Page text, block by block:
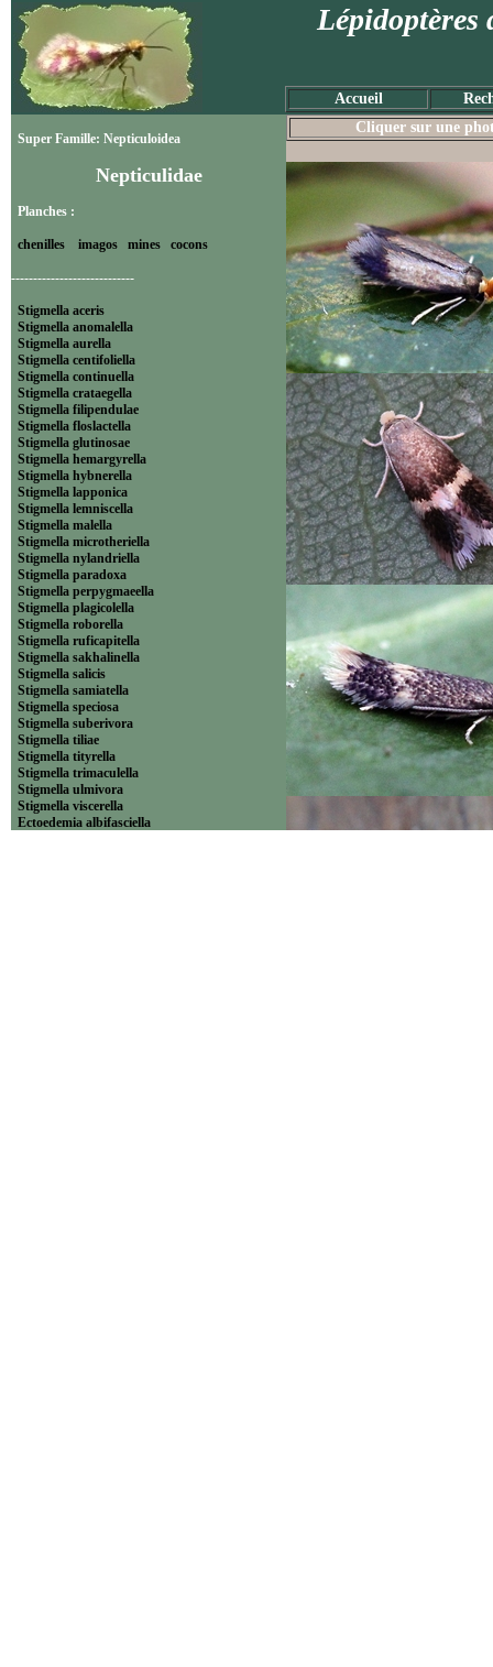
Lépidoptères
Accueil
Super Famille: Nepticuloidea
Nepticulidae
Planches :
chenilles imagos mines cocons
----------------------------
Stigmella aceris
Stigmella anomalella
Stigmella aurella
Stigmella centifoliella
Stigmella continuella
Stigmella crataegella
Stigmella filipendulae
Stigmella floslactella
Stigmella glutinosae
Stigmella hemargyrella
Stigmella hybnerella
Stigmella lapponica
Stigmella lemniscella
Stigmella malella
Stigmella microtheriella
Stigmella nylandriella
Stigmella paradoxa
Stigmella perpygmaeella
Stigmella plagicolella
Stigmella roborella
Stigmella ruficapitella
Stigmella sakhalinella
Stigmella salicis
Stigmella samiatella
Stigmella speciosa
Stigmella suberivora
Stigmella tiliae
Stigmella tityrella
Stigmella trimaculella
Stigmella ulmivora
Stigmella viscerella
Ectoedemia albifasciella
Cliquer sur une